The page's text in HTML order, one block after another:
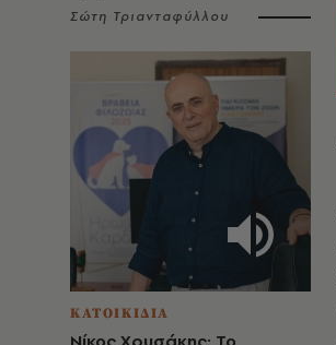
Σώτη Τριανταφύλλου
ΚΑΤΟΙΚΙΔΙΑ